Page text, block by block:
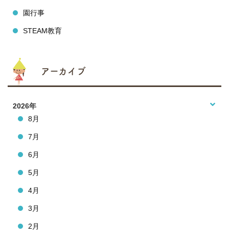
園行事
STEAM教育
アーカイブ
2026年
8月
7月
6月
5月
4月
3月
2月